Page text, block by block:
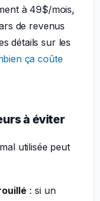
à 49$/mois,
de revenus
détails sur les
ça coûte
à éviter
utilisée peut
: si un